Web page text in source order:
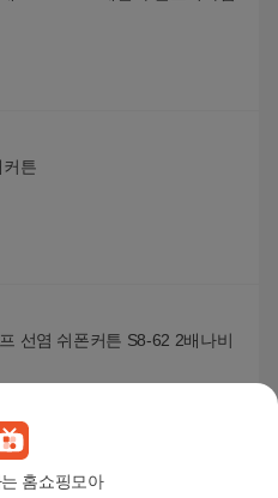
홈쇼핑모아
커튼
선염 쉬폰커튼 S8-62 2배나비